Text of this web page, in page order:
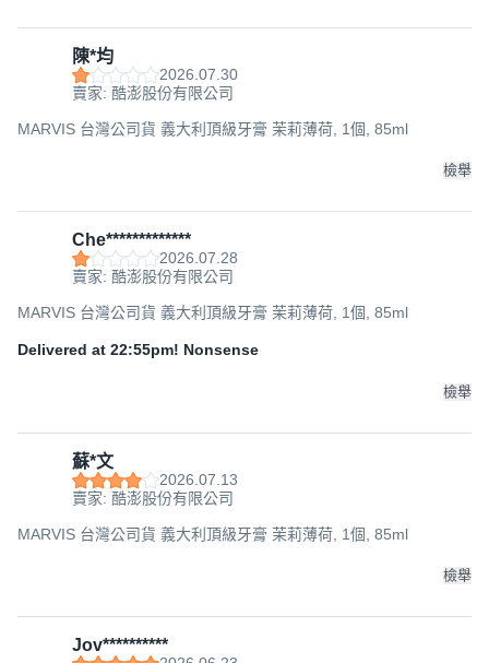
陳*均
2026.07.30
賣家: 酷澎股份有限公司
MARVIS 台灣公司貨 義大利頂級牙膏 茉莉薄荷, 1個, 85ml
檢舉
Che*************
2026.07.28
賣家: 酷澎股份有限公司
MARVIS 台灣公司貨 義大利頂級牙膏 茉莉薄荷, 1個, 85ml
Delivered at 22:55pm! Nonsense
檢舉
蘇*文
2026.07.13
賣家: 酷澎股份有限公司
MARVIS 台灣公司貨 義大利頂級牙膏 茉莉薄荷, 1個, 85ml
檢舉
Jov**********